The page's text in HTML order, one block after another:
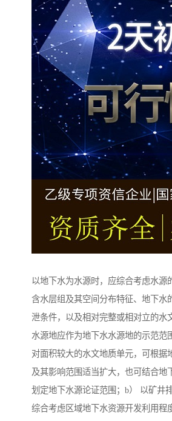
以地下水为水源时，应综合考虑水源
含水层组及其空间分布特征、地下水
泄条件，以及相对完整或相对立的水
水源地应作为地下水水源地的示范范
对面积较大的水文地质单元，可根据
及其影响范围适当扩大，也可结合地
划定地下水源论证范围；b） 以矿井
综合考虑区域地下水资源开发利用程